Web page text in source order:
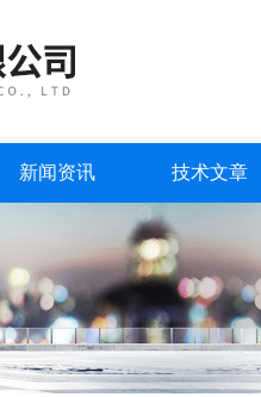
新闻资讯 技术文章